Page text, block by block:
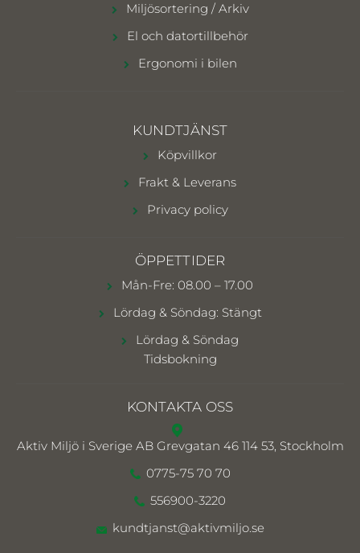
Miljösortering / Arkiv
El och datortillbehör
Ergonomi i bilen
KUNDTJÄNST
Köpvillkor
Frakt & Leverans
Privacy policy
ÖPPETTIDER
Mån-Fre: 08.00 – 17.00
Lördag & Söndag: Stängt
Lördag & Söndag
Tidsbokning
KONTAKTA OSS
Aktiv Miljö i Sverige AB Grevgatan 46 114 53, Stockholm
0775-75 70 70
556900-3220
kundtjanst@aktivmiljo.se